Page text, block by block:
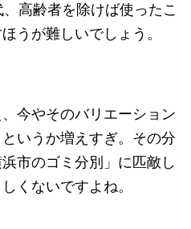
高齢者を除けば使ったこ
うが難しいでしょう。
今やそのバリエーション
いうか増えすぎ。その分
市のゴミ分別」に匹敵し
くないですよね。